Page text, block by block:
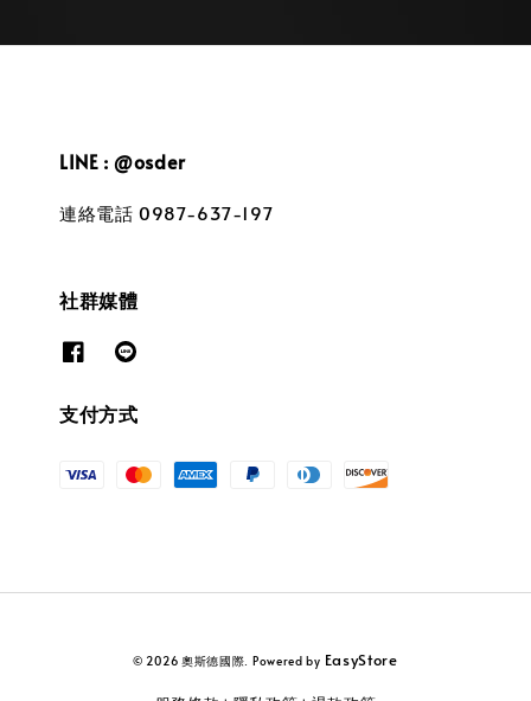
LINE : @osder
連絡電話 0987-637-197
社群媒體
支付方式
© 2026 奧斯德國際. Powered by EasyStore